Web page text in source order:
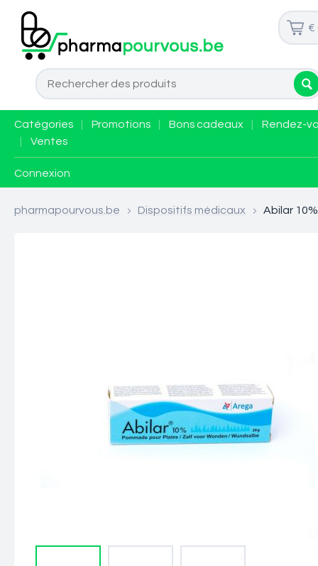
€
Catégories Promotions Bons cadeaux
Rendez-
Ventes
Connexion
pharmapourvous.be > Dispositifs médicaux > Abilar